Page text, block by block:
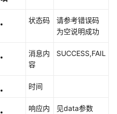
状态码
请参考错误码
为空说明成功
消息内
容
SUCCESS,FAIL
时间
响应内
见data参数